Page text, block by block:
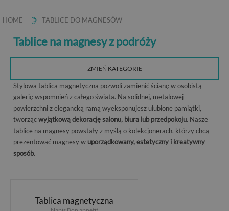
HOME TABLICE DO MAGNESÓW
Tablice na magnesy z podróży
ZMIEŃ KATEGORIE
Stylowa tablica magnetyczna pozwoli zamienić ścianę w osobistą
galerię wspomnień z całego świata. Na solidnej, metalowej
powierzchni z elegancką ramą wyeksponujesz ulubione pamiątki,
tworzącwyjątkową dekorację salonu, biura lub przedpokoju. Nasze
tablice na magnesy powstały z myślą o kolekcjonerach, którzy chcą
prezentować magnesy w uporządkowany, estetyczny i kreatywny
sposób.
Tablica magnetyczna